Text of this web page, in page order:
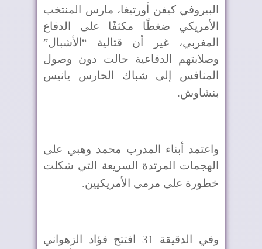
البيروفي كيفن أورتيغا، مارس المنتخب
الأمريكي ضغطًا مكثفًا على الدفاع
المغربي، غير أن قتالية “الأشبال”
وصلابتهم الدفاعية حالت دون وصول
المنافس إلى شباك الحارس يانيس
بنشاوش.
واعتمد أبناء المدرب محمد وهبي على
الهجمات المرتدة السريعة التي شكلت
خطورة على مرمى الأمريكيين.
وفي الدقيقة 31 افتتح فؤاد الزهواني